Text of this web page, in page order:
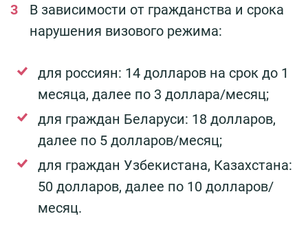
В зависимости от гражданства и срока
нарушения визового режима:
для россиян: 14 долларов на срок до 1
месяца, далее по 3 доллара/месяц;
для граждан Беларуси: 18 долларов,
далее по 5 долларов/месяц;
для граждан Узбекистана, Казахстана:
50 долларов, далее по 10 долларов/
месяц.